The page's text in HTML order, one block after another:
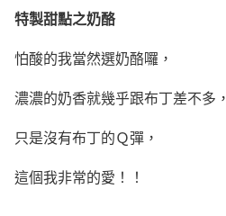
特製甜點之奶酪
怕酸的我當然選奶酪囉，
濃濃的奶香就幾乎跟布丁差不多，
只是沒有布丁的Ｑ彈，
這個我非常的愛！！